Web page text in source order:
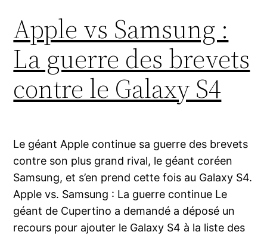
Apple vs Samsung :
La guerre des brevets
contre le Galaxy S4
Le géant Apple continue sa guerre des brevets
contre son plus grand rival, le géant coréen
Samsung, et s’en prend cette fois au Galaxy S4.
Apple vs. Samsung : La guerre continue Le
géant de Cupertino a demandé a déposé un
recours pour ajouter le Galaxy S4 à la liste des